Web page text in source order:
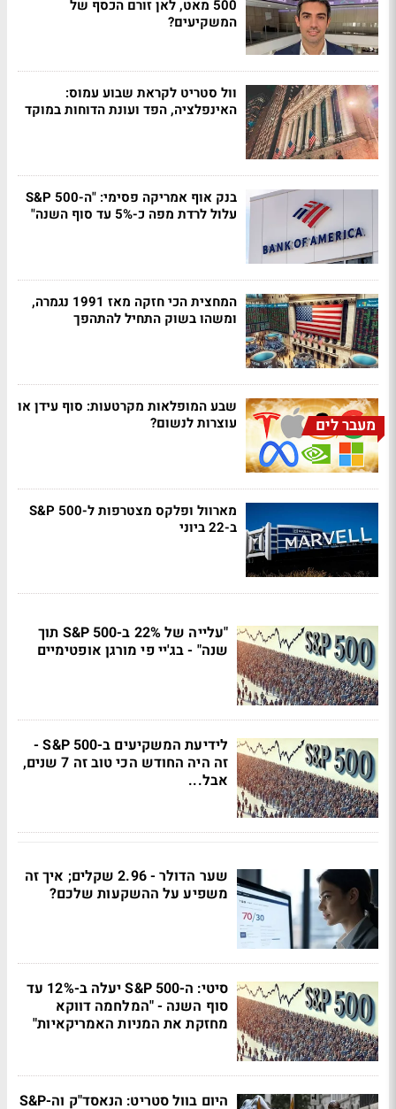
500 מאט, לאן זורם הכסף של
המשקיעים?
וול סטריט לקראת שבוע עמוס:
האינפלציה, הפד ועונת הדוחות במוקד
בנק אוף אמריקה פסימי: "ה-S&P 500
עלול לרדת מפה כ-5% עד סוף השנה"
המחצית הכי חזקה מאז 1991 נגמרה,
ומשהו בשוק התחיל להתהפך
מעבר לים
שבע המופלאות מקרטעות: סוף עידן או
עוצרות לנשום?
מארוול ופלקס מצטרפות ל-S&P 500
ב-22 ביוני
"עלייה של 22% ב-S&P 500 תוך
שנה" - בג'יי פי מורגן אופטימיים
לידיעת המשקיעים ב-S&P 500 -
זה היה החודש הכי טוב זה 7 שנים,
אבל...
שער הדולר - 2.96 שקלים; איך זה
משפיע על ההשקעות שלכם?
סיטי: ה-S&P 500 יעלה ב-12% עד
סוף השנה - "המלחמה דווקא
מחזקת את המניות האמריקאיות"
היום בוול סטריט: הנאסד"ק וה-S&P